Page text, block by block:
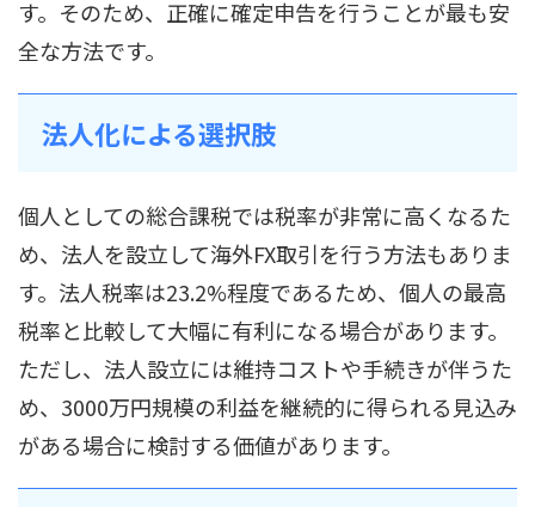
す。そのため、正確に確定申告を行うことが最も安
全な方法です。
法人化による選択肢
個人としての総合課税では税率が非常に高くなるた
め、法人を設立して海外FX取引を行う方法もありま
す。法人税率は23.2%程度であるため、個人の最高
税率と比較して大幅に有利になる場合があります。
ただし、法人設立には維持コストや手続きが伴うた
め、3000万円規模の利益を継続的に得られる見込み
がある場合に検討する価値があります。